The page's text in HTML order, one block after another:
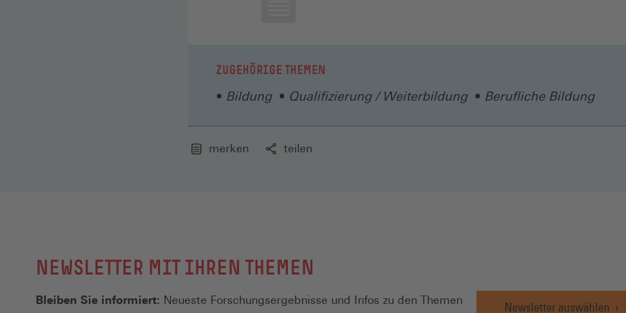
ZUGEHÖRIGE THEMEN
Bildung Qualifizierung / Weiterbildung Berufliche Bildung
merken teilen
NEWSLETTER MIT IHREN THEMEN
Bleiben Sie informiert: Neueste Forschungsergebnisse und Infos zu den Themen
Newsletter auswählen